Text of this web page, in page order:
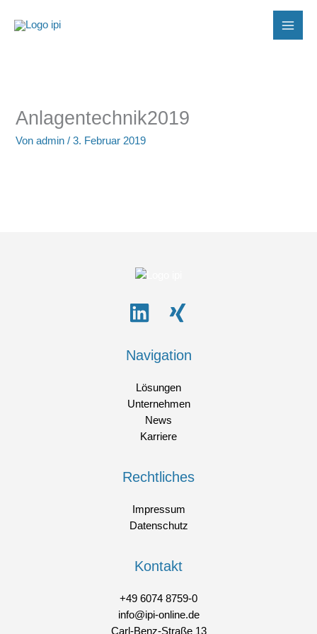
Inhalt
Anlagentechnik2019
Vonadmin/3. Februar 2019
Navigation
Lösungen
Unternehmen
News
Karriere
Rechtliches
Impressum
Datenschutz
Kontakt
+49 6074 8759-0
info@ipi-online.de
Carl-Benz-Straße 13